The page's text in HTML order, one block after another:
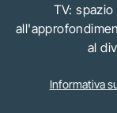
TV:
al
Informativa